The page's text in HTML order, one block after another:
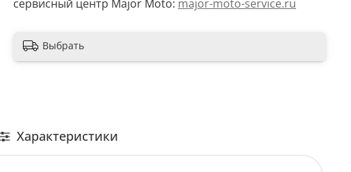
сервисный центр Major Moto: major-moto-service.ru
Выбрать
Характеристики